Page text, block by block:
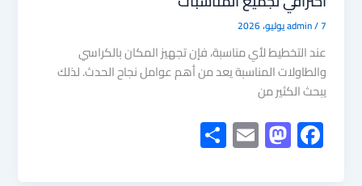
admin/7 يوليو، 2026
عند التخطيط لأي مناسبة، فإن تجهيز المكان بالكراسي
والطاولات المناسبة يعد من أهم عوامل نجاح الحدث. لذلك
يبحث الكثير من
F
ac
M
as
E
m